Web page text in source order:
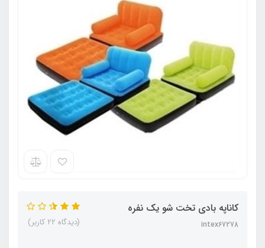
کاناپه بادی تخت شو یک نفره
intex67278 (دیدگاه 22 کاربر)